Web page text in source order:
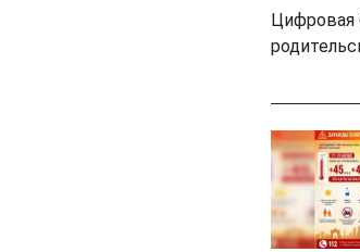
Цифровая